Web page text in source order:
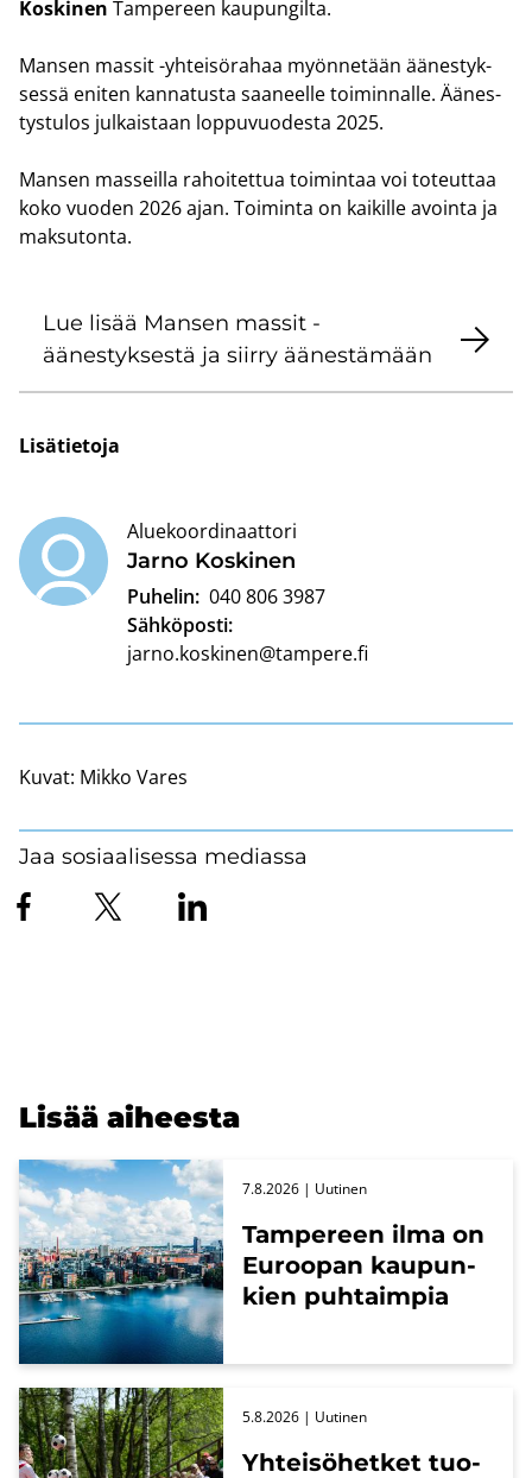
Kos­ki­nen Tam­pe­reen kau­pun­gil­ta.
Man­sen mas­sit -​yhteisörahaa myön­ne­tään ää­nes­tyk­
ses­sä eni­ten kan­na­tus­ta saa­neel­le toi­min­nal­le. Ää­nes­
tys­tu­los jul­kais­taan lop­pu­vuo­des­ta 2025.
Man­sen mas­seil­la ra­hoi­tet­tua toi­min­taa voi to­teut­taa
koko vuo­den 2026 ajan. Toi­min­ta on kai­kil­le avoin­ta ja
mak­su­ton­ta.
Lue lisää Man­sen mas­sit -​
äänestyksestä ja siir­ry ää­nes­tä­mään
Li­sä­tie­to­ja
Jarno Kos­ki­nen
Aluekoordinaattori
Puhelin: 040 806 3987
Sähköposti:
jarno.koskinen@tampere.fi
Kuvat: Mikko Vares
Jaa sosiaalisessa mediassa
Lisää ai­hees­ta
Tam­pe­reen ilma on
Eu­roo­pan kau­pun­
kien puh­taim­pia
7.8.2026 | Uu­ti­nen
Yh­tei­sö­het­ket tuo­
5.8.2026 | Uu­ti­nen